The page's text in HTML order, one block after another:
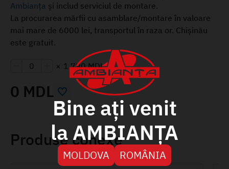
Ambianța și includ serviciul de montare.
La procurarea mărfii cu asamblare/montare în valoare
mai mare de 6000 lei, transportul în raza or. Chișinău
este gratuit.
× 1 790 MDL
0 MDL
Produse conexe
Bine ați venit
la AMBIANȚA
MOLDOVA ROMÂNIA